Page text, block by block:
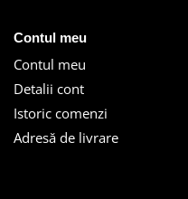
Contul meu
Contul meu
Detalii cont
Istoric comenzi
Adresă de livrare